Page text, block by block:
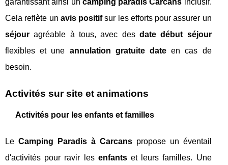
garantissant ainsi un camping paradis Carcans inclusif.
Cela reflète un avis positifsur les efforts pour assurer un
séjour agréable à tous, avec des date début séjour
flexibles et une annulation gratuite date en cas de
besoin.
Activités sur site et animations
Activités pour les enfants et familles
Le Camping Paradis à Carcanspropose un éventail
d'activités pour ravir les enfantset leurs familles. Une